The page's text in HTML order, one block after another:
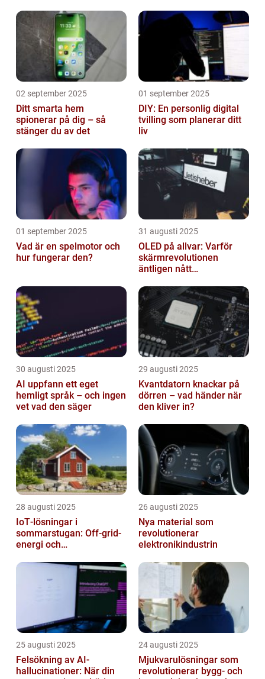
02 september 2025
Ditt smarta hem
spionerar på dig – så
stänger du av det
01 september 2025
DIY: En personlig digital
tvilling som planerar ditt
liv
01 september 2025
Vad är en spelmotor och
hur fungerar den?
31 augusti 2025
OLED på allvar: Varför
skärmrevolutionen
äntligen nått
30 augusti 2025
AI uppfann ett eget
hemligt språk – och ingen
vet vad den säger
29 augusti 2025
Kvantdatorn knackar på
dörren – vad händer när
den kliver in?
28 augusti 2025
IoT‑lösningar i
sommarstugan: Off‑grid-
energi och
26 augusti 2025
Nya material som
revolutionerar
elektronikindustrin
25 augusti 2025
Felsökning av AI-
hallucinationer: När din
24 augusti 2025
Mjukvarulösningar som
revolutionerar bygg- och